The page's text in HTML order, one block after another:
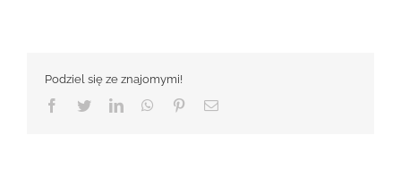
Podziel się ze znajomymi!
Facebook
TwitterLinkedInWhatsApp
PinterestEmail